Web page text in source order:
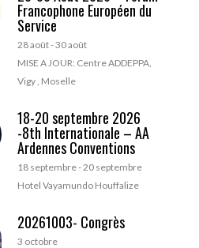
Francophone Européen du
Service
28 août-30 août
MISE A JOUR: Centre ADDEPPA,
Vigy , Moselle
18-20 septembre 2026
-8th Internationale – AA
Ardennes Conventions
18 septembre-20 septembre
Hotel Vayamundo Houffalize
20261003- Congrès
3 octobre